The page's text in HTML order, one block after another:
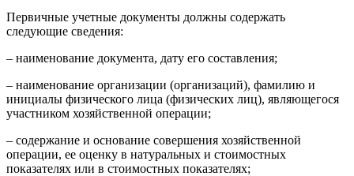
Первичные учетные документы должны содержать
следующие сведения:
– наименование документа, дату его составления;
– наименование организации (организаций), фамилию и
инициалы физического лица (физических лиц), являющегося
участником хозяйственной операции;
– содержание и основание совершения хозяйственной
операции, ее оценку в натуральных и стоимостных
показателях или в стоимостных показателях;